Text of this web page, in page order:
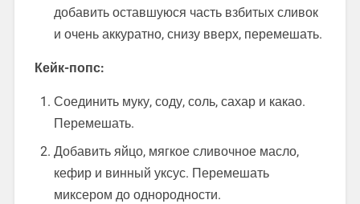
добавить оставшуюся часть взбитых сливок
и очень аккуратно, снизу вверх, перемешать.
Кейк-попс:
Соединить муку, соду, соль, сахар и какао.
Перемешать.
Добавить яйцо, мягкое сливочное масло,
кефир и винный уксус. Перемешать
миксером до однородности.